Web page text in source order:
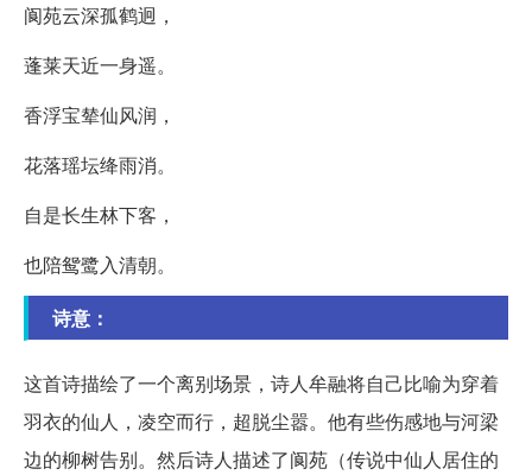
阆苑云深孤鹤迥，
蓬莱天近一身遥。
香浮宝辇仙风润，
花落瑶坛绛雨消。
自是长生林下客，
也陪鸳鹭入清朝。
诗意：
这首诗描绘了一个离别场景，诗人牟融将自己比喻为穿着
羽衣的仙人，凌空而行，超脱尘嚣。他有些伤感地与河梁
边的柳树告别。然后诗人描述了阆苑（传说中仙人居住的